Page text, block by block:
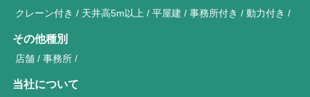
クレーン付き
天井高5m以上 平屋建 事務所付き 動力付き
その他種別
店舗 事務所
当社について